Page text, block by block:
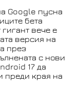
Google пусна
бета
вече е
версия на
през
с нови
17 да
преди края на